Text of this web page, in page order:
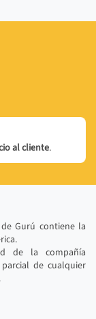
al cliente.
Gurú contiene la
de la compañía
de cualquier